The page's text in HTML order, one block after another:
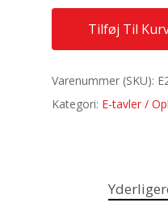
Tilføj Til
Varenummer (SKU):
Kategori: E-tavler /